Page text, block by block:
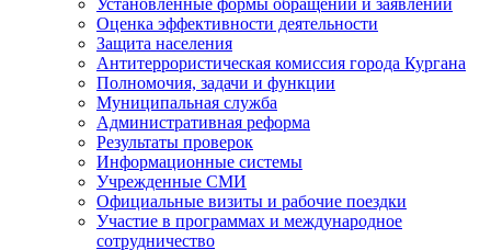
Установленные формы обращений и заявлений
Оценка эффективности деятельности
Защита населения
Антитеррористическая комиссия города Кургана
Полномочия, задачи и функции
Муниципальная служба
Административная реформа
Результаты проверок
Информационные системы
Учрежденные СМИ
Официальные визиты и рабочие поездки
Участие в программах и международное
сотрудничество